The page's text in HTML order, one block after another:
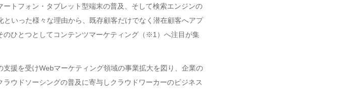
トフォン・タブレット型端末の普及、そして検索エンジンの
いった様々な理由から、既存顧客だけでなく潜在顧客へアプ
のひとつとしてコンテンツマーケティング（※1）へ注目が集
援を受けWebマーケティング領域の事業拡大を図り、企業の
ウドソーシングの普及に寄与しクラウドワーカーのビジネス